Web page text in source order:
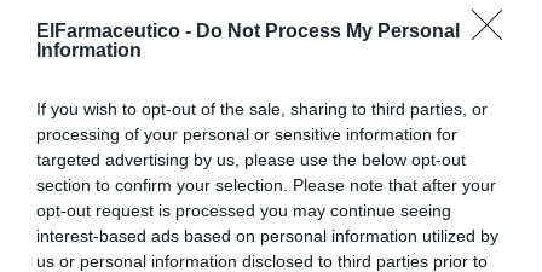
ElFarmaceutico - Do Not Process My Personal
Information
If you wish to opt-out of the sale, sharing to third parties, or
processing of your personal or sensitive information for
targeted advertising by us, please use the below opt-out
section to confirm your selection. Please note that after your
opt-out request is processed you may continue seeing
interest-based ads based on personal information utilized by
us or personal information disclosed to third parties prior to
Abordaje de la soledad
desempeñar en la atención a la soledad ha sido objeto
de un estudio presentado en elII Foro del Consejo
Asesor Social de la Profesión Farmacéutica , celebrado
en marzo de este año. El Consejo General de Colegios
Oficiales de Farmacéuticos ha impulsado el estudio